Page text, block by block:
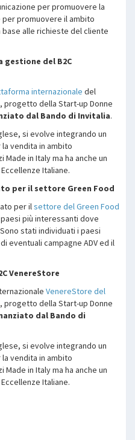
per promuovere la
per promuovere il ambito
base alle richieste del cliente
gestione del B2C
internazionale del
progetto della Start-up Donne
dal Bando di Invitalia.
si evolve integrando un
vendita in ambito
in Italy ma ha anche un
Italiane.
per il settore Green Food
per il settore del Green Food
più interessanti dove
stati individuati i paesi
eventuali campagne ADV ed il
VenereStore
VenereStore del
, progetto della Start-up Donne
dal Bando di
si evolve integrando un
vendita in ambito
in Italy ma ha anche un
Italiane.